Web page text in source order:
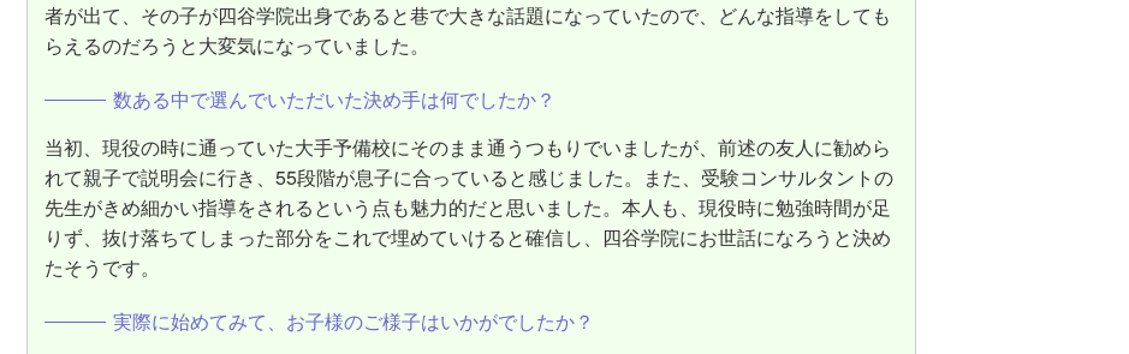
者が出て、その子が四谷学院出身であると巷で大きな話題になっていたので、どんな指導をしても
らえるのだろうと大変気になっていました。
数ある中で選んでいただいた決め手は何でしたか？
当初、現役の時に通っていた大手予備校にそのまま通うつもりでいましたが、前述の友人に勧めら
れて親子で説明会に行き、55段階が息子に合っていると感じました。また、受験コンサルタントの
先生がきめ細かい指導をされるという点も魅力的だと思いました。本人も、現役時に勉強時間が足
りず、抜け落ちてしまった部分をこれで埋めていけると確信し、四谷学院にお世話になろうと決め
たそうです。
実際に始めてみて、お子様のご様子はいかがでしたか？